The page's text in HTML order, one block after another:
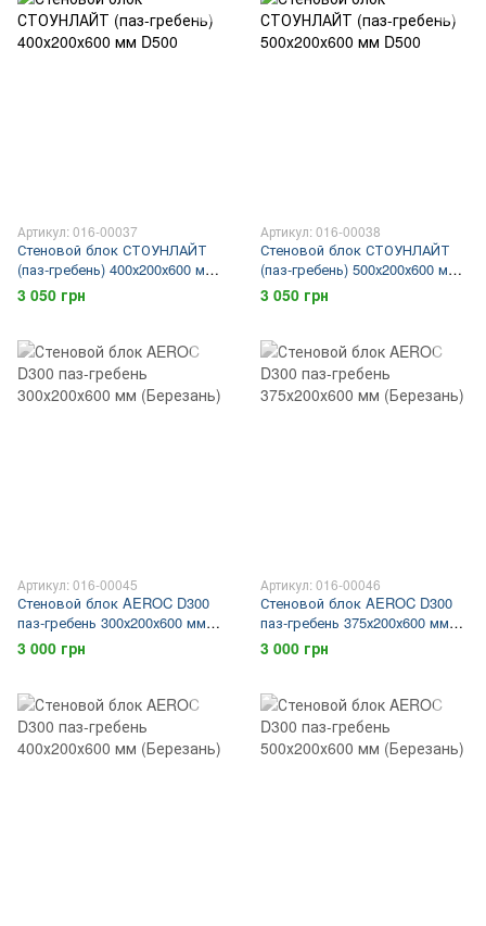
Артикул: 016-00037
Стеновой блок СТОУНЛАЙТ
(паз-гребень) 400х200х600 мм
D500
3 050 грн
Артикул: 016-00038
Стеновой блок СТОУНЛАЙТ
(паз-гребень) 500х200х600 мм
D500
3 050 грн
Артикул: 016-00045
Стеновой блок AEROC D300
паз-гребень 300х200х600 мм
(Березань)
3 000 грн
Артикул: 016-00046
Стеновой блок AEROC D300
паз-гребень 375х200х600 мм
(Березань)
3 000 грн